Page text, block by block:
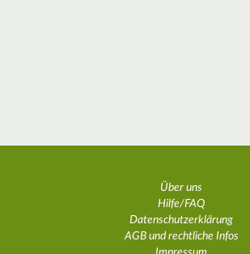
Über uns
Hilfe/FAQ
Datenschutzerklärung
AGB und rechtliche Infos